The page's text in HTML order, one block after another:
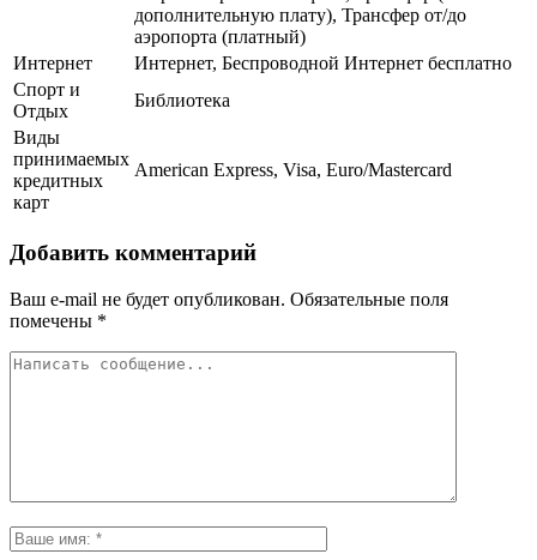
дополнительную плату), Трансфер от/до
аэропорта (платный)
Интернет
Интернет, Беспроводной Интернет бесплатно
Спорт и
Отдых
Библиотека
Виды
принимаемых
кредитных
карт
American Express, Visa, Euro/Mastercard
Добавить комментарий
Ваш e-mail не будет опубликован. Обязательные поля
помечены *